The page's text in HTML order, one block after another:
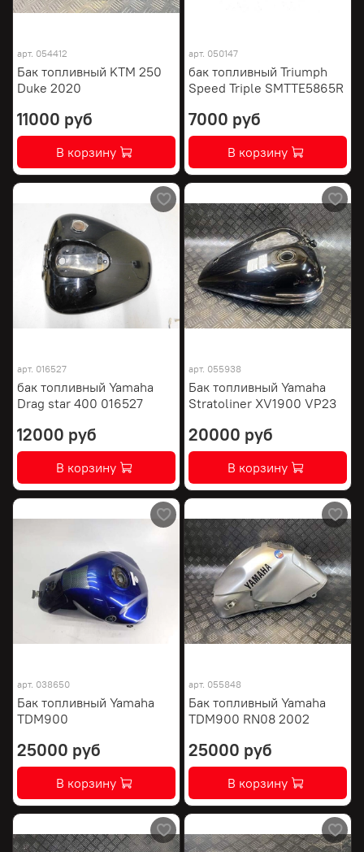
арт. 054412
Бак топливный KTM 250
Duke 2020
11000 руб
В корзину
арт. 050147
бак топливный Triumph
Speed Triple SMTTE5865R
7000 руб
В корзину
арт. 016527
бак топливный Yamaha
Drag star 400 016527
12000 руб
В корзину
арт. 055938
Бак топливный Yamaha
Stratoliner XV1900 VP23
20000 руб
В корзину
арт. 038650
Бак топливный Yamaha
TDM900
25000 руб
В корзину
арт. 055848
Бак топливный Yamaha
TDM900 RN08 2002
25000 руб
В корзину